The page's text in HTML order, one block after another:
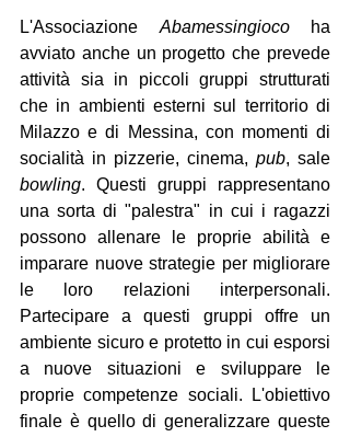
L'Associazione Abamessingioco ha
avviato anche un progetto che prevede
attività sia in piccoli gruppi strutturati
che in ambienti esterni sul territorio di
Milazzo e di Messina, con momenti di
socialità in pizzerie, cinema, pub
bowling. Questi gruppi rappresentano
una sorta di "palestra" in cui i ragazzi
possono allenare le proprie abilità e
imparare nuove strategie per migliorare
le loro relazioni interpersonali.
Partecipare a questi gruppi offre un
ambiente sicuro e protetto in cui esporsi
a nuove situazioni e sviluppare le
proprie competenze sociali. L'obiettivo
finale è quello di generalizzare queste